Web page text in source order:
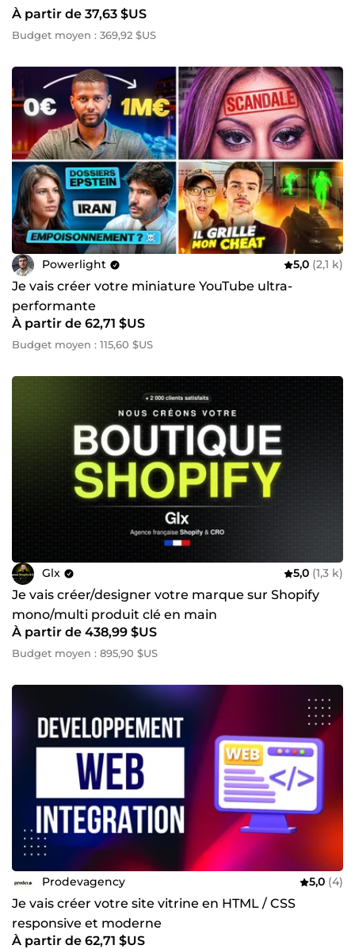
À partir de 37,63 $US
Budget moyen : 369,92 $US
Powerlight 5,0 (2,1 k)
Je vais créer votre miniature YouTube ultra-
performante
À partir de 62,71 $US
Budget moyen : 115,60 $US
Glx 5,0 (1,3 k)
Je vais créer/designer votre marque sur Shopify
mono/multi produit clé en main
À partir de 438,99 $US
Budget moyen : 895,90 $US
Prodevagency 5,0 (4)
Je vais créer votre site vitrine en HTML / CSS
responsive et moderne
À partir de 62,71 $US